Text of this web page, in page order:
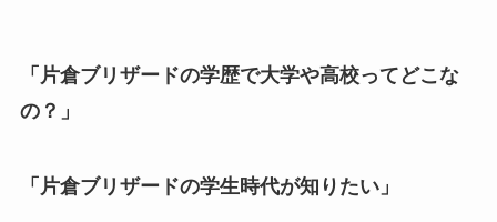
「片倉ブリザードの学歴で大学や高校ってどこな
の？」
「片倉ブリザードの学生時代が知りたい」